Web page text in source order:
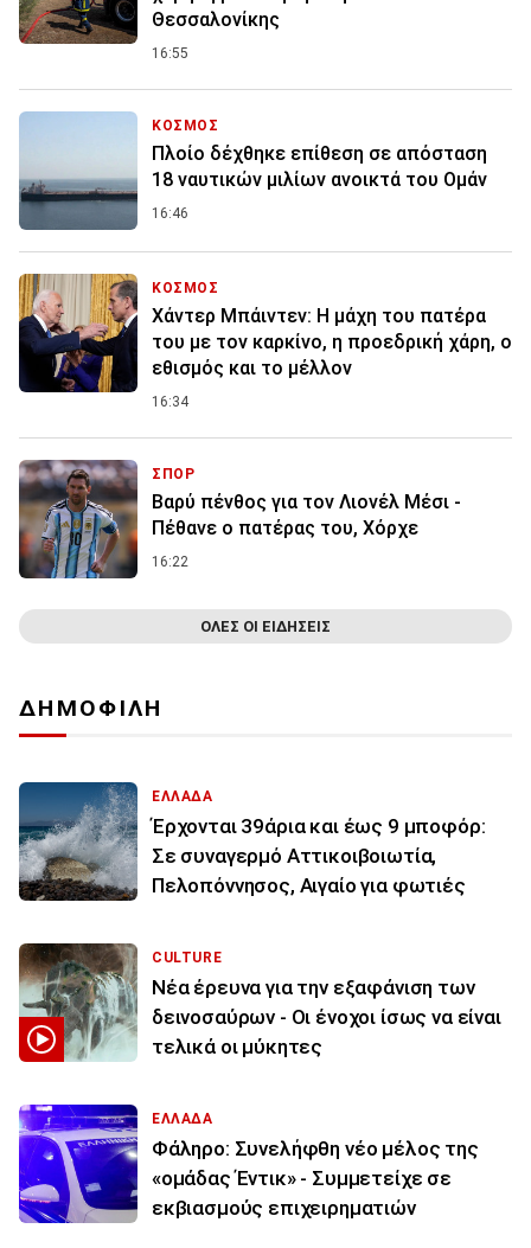
Θεσσαλονίκης
16:55
ΚΟΣΜΟΣ
Πλοίο δέχθηκε επίθεση σε απόσταση
18 ναυτικών μιλίων ανοικτά του Ομάν
16:46
ΚΟΣΜΟΣ
Χάντερ Μπάιντεν: Η μάχη του πατέρα
του με τον καρκίνο, η προεδρική χάρη, ο
εθισμός και το μέλλον
16:34
ΣΠΟΡ
Βαρύ πένθος για τον Λιονέλ Μέσι -
Πέθανε ο πατέρας του, Χόρχε
16:22
ΟΛΕΣ ΟΙ ΕΙΔΗΣΕΙΣ
ΔΗΜΟΦΙΛΗ
ΕΛΛΑΔΑ
Έρχονται 39άρια και έως 9 μποφόρ:
Σε συναγερμό Αττικοιβοιωτία,
Πελοπόννησος, Αιγαίο για φωτιές
CULTURE
Νέα έρευνα για την εξαφάνιση των
δεινοσαύρων - Οι ένοχοι ίσως να είναι
τελικά οι μύκητες
ΕΛΛΑΔΑ
Φάληρο: Συνελήφθη νέο μέλος της
«ομάδας Έντικ» - Συμμετείχε σε
εκβιασμούς επιχειρηματιών